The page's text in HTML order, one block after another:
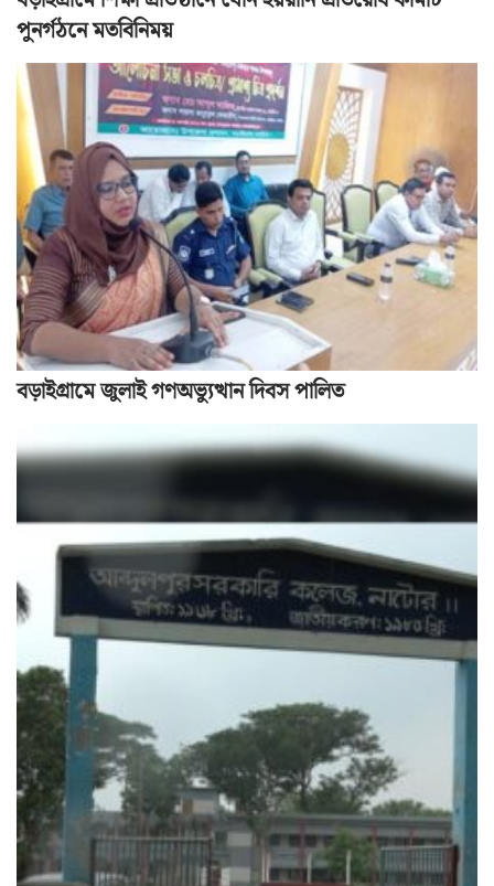
পুনর্গঠনে মতবিনিময়
বড়াইগ্রামে জুলাই গণঅভ্যুত্থান দিবস পালিত